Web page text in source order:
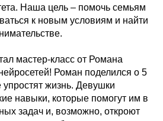
Наша цель – помочь семьям
к новым условиям и найти
мастер-класс от Романа
Роман поделился о 5
упростят жизнь. Девушки
навыки, которые помогут им в
задач и, возможно, откроют